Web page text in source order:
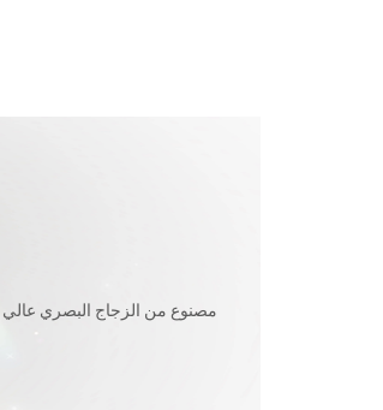
مصنوع من الزجاج البصري عالي